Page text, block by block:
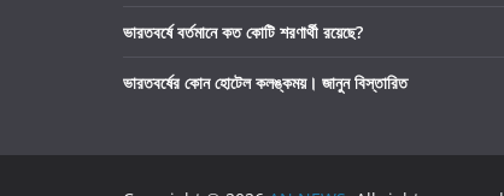
ভারতবর্ষে বর্তমানে কত কোটি শরণার্থী রয়েছে?
ভারতবর্ষের কোন হোটেল কলঙ্কময়। জানুন বিস্তারিত